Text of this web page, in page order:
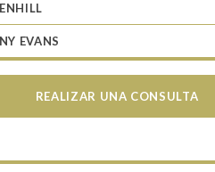
EVANS
REALIZAR UNA CONSULTA